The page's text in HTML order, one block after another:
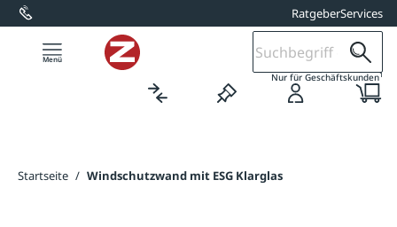
springen RatgeberServices
Nur für Geschäftskunden1
Startseite / Windschutzwand mit ESG Klarglas